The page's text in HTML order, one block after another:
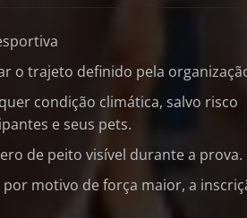
o trajeto definido pela
condição climática, salvo risco
e seus pets.
de peito visível durante a prova.
motivo de força maior, a